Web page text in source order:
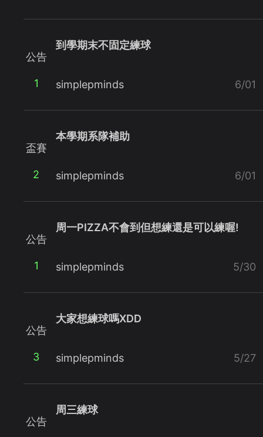
公告
1
到學期末不固定練球
simplepminds 6/01
盃賽
2
本學期系隊補助
simplepminds 6/01
公告
1
周一PIZZA不會到但想練還是可以練喔!
simplepminds 5/30
公告
3
大家想練球嗎XDD
simplepminds 5/27
公告
周三練球